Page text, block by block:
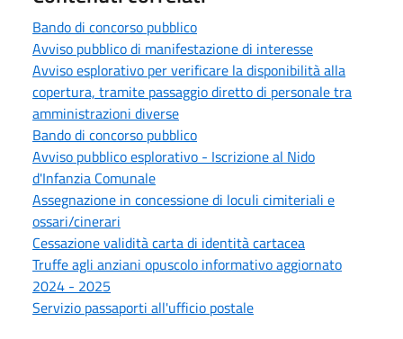
Bando di concorso pubblico
Avviso pubblico di manifestazione di interesse
Avviso esplorativo per verificare la disponibilità alla
copertura, tramite passaggio diretto di personale tra
amministrazioni diverse
Bando di concorso pubblico
Avviso pubblico esplorativo - Iscrizione al Nido
d'Infanzia Comunale
Assegnazione in concessione di loculi cimiteriali e
ossari/cinerari
Cessazione validità carta di identità cartacea
Truffe agli anziani opuscolo informativo aggiornato
2024 - 2025
Servizio passaporti all'ufficio postale